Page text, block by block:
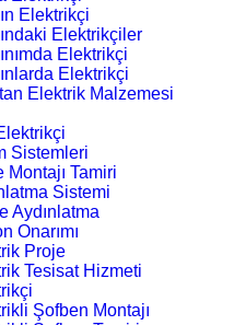
Elektrikçi
Elektrikçiler
Elektrikçi
Elektrikçi
Elektrik Malzemesi
Sistemleri
Montajı Tamiri
Sistemi
Aydınlatma
Onarımı
Proje
Tesisat Hizmeti
Şofben Montajı